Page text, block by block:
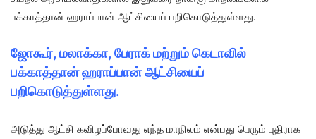
பக்காத்தான் ஹராப்பான் ஆட்சியைப் பறிகொடுத்துள்ளது.
ஜோகூர், மலாக்கா, பேராக் மற்றும் கெடாவில்
பக்காத்தான் ஹராப்பான் ஆட்சியைப்
பறிகொடுத்துள்ளது.
அடுத்து ஆட்சி கவிழப்போவது எந்த மாநிலம் என்பது பெரும் புதிராக